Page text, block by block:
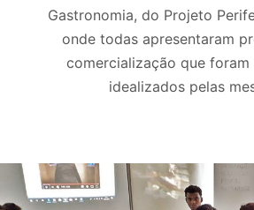
Gastronomia, do Projeto
onde todas apresentaram
comercialização que foram
idealizados pelas